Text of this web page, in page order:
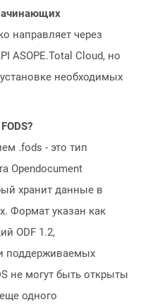
направляет через
ASOPE.Total Cloud, но
необходимых
.fods - это тип
Opendocument
хранит данные в
Формат указан как
ODF 1.2,
поддерживаемых
не могут быть открыты
одного